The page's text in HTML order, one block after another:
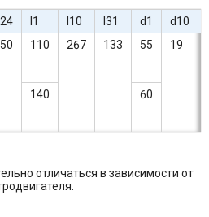
l1 l10 l31 d1 d10
110 267 133 55 19
140 60
отличаться в зависимости от